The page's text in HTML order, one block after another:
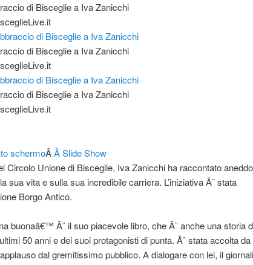
di Bisceglie a Iva Zanicchi
di Bisceglie a Iva Zanicchi
di Bisceglie a Iva Zanicchi
schermoÂÂ Slide Show
Circolo Unione di Bisceglie, Iva Zanicchi ha raccontato
sua vita e sulla sua incredibile carriera. L’iniziativa Ã¨ stata
Borgo Antico.
buonaâ€™ Ã¨ il suo piacevole libro, che Ã¨ anche una storia
50 anni e dei suoi protagonisti di punta. Ãˆ stata accolta da
dal gremitissimo pubblico. A dialogare con lei, il